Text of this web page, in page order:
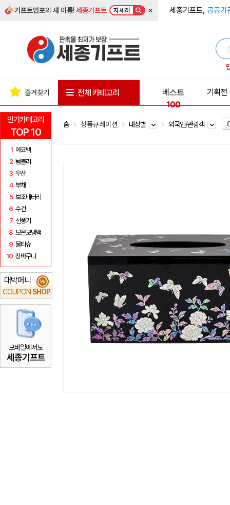
기프트인포의 새 이름!세종기프트 자세히 × 세종기프트, 공공기
인기카테고리
TOP 10
1 에코백
2 텀블러
3 우산
4 부채
5 보조배터리
6 수건
7 선풍기
8 보온보냉백
9 물티슈
10 장바구니
대박머니
COUPON SHOP
₩
모바일에서도
세종기프트
즐겨찾기 전체 카테고리
베스트
100
기획전
홈 상품큐레이션 대상별 외국인/관광객